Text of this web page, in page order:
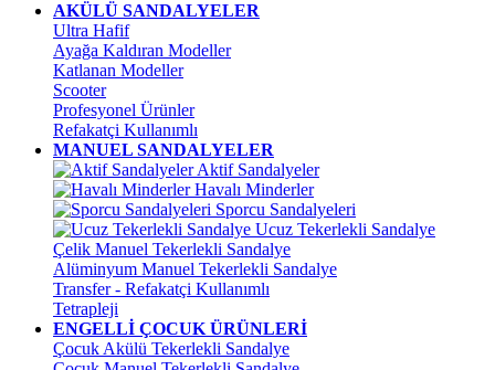
AKÜLÜ SANDALYELER
Ultra Hafif
Ayağa Kaldıran Modeller
Katlanan Modeller
Scooter
Profesyonel Ürünler
Refakatçi Kullanımlı
MANUEL SANDALYELER
Aktif Sandalyeler
Havalı Minderler
Sporcu Sandalyeleri
Ucuz Tekerlekli Sandalye
Çelik Manuel Tekerlekli Sandalye
Alüminyum Manuel Tekerlekli Sandalye
Transfer - Refakatçi Kullanımlı
Tetrapleji
ENGELLİ ÇOCUK ÜRÜNLERİ
Çocuk Akülü Tekerlekli Sandalye